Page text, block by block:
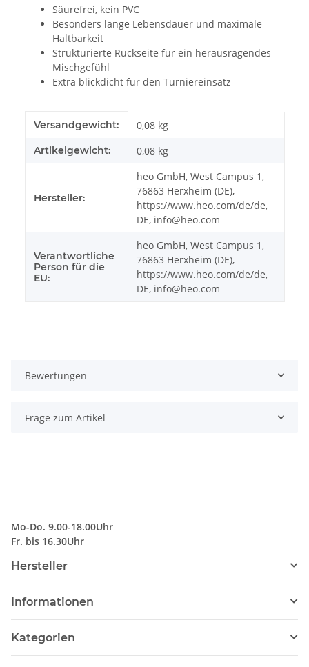
Säurefrei, kein PVC
Besonders lange Lebensdauer und maximale
Haltbarkeit
Strukturierte Rückseite für ein herausragendes
Mischgefühl
Extra blickdicht für den Turniereinsatz
Produkteigenschaft
Wert
Versandgewicht: 0,08 kg
Artikelgewicht: 0,08 kg
Hersteller:
heo GmbH, West Campus 1,
76863 Herxheim (DE),
https://www.heo.com/de/de,
DE, info@heo.com
Verantwortliche
Person für die
EU:
heo GmbH, West Campus 1,
76863 Herxheim (DE),
https://www.heo.com/de/de,
DE, info@heo.com
Bewertungen
Frage zum Artikel
Mo-Do. 9.00-18.00Uhr
Fr. bis 16.30Uhr
Hersteller
Informationen
Kategorien